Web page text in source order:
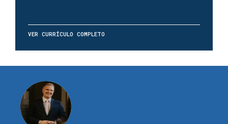
VER CURRÍCULO COMPLETO